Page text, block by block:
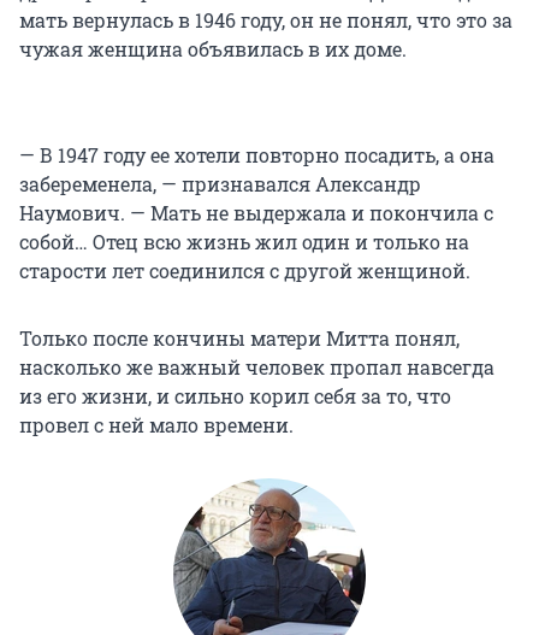
мать вернулась в 1946 году, он не понял, что это за
чужая женщина объявилась в их доме.
— В 1947 году ее хотели повторно посадить, а она
забеременела, — признавался Александр
Наумович. — Мать не выдержала и покончила с
собой… Отец всю жизнь жил один и только на
старости лет соединился с другой женщиной.
Только после кончины матери Митта понял,
насколько же важный человек пропал навсегда
из его жизни, и сильно корил себя за то, что
провел с ней мало времени.